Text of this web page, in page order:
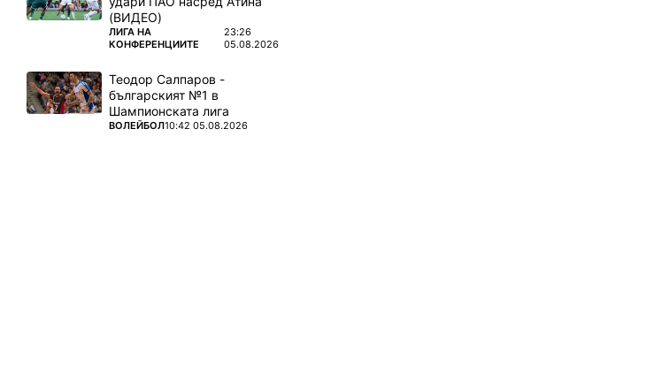
(ВИДЕО)
ПОВЕЧЕ ОТ
ЛИГА НА
КОНФЕРЕНЦИИТЕ
23:26
05.08.2026
Теодор Салпаров -
българският №1 в
Шампионската лига
ПОВЕЧЕ ОТ
ВОЛЕЙБОЛ10:42 05.08.2026